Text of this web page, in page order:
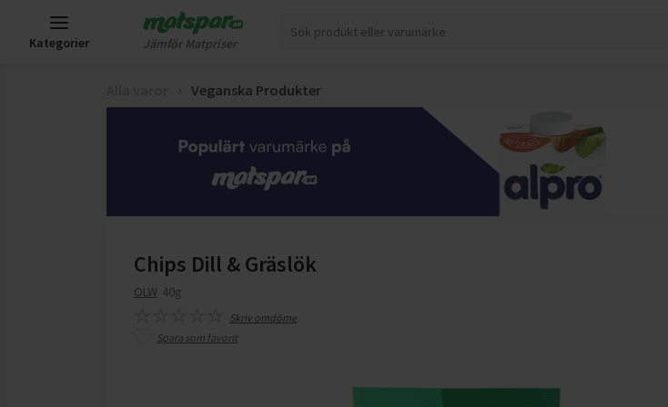
Kategorier Jämför Matpriser
Veganska Produkter
Chips Dill & Gräslök
OLW 40g
Skriv omdöme
Spara som favorit